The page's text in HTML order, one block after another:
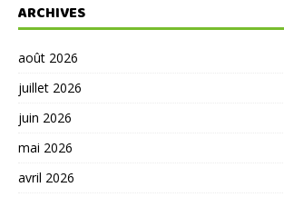
ARCHIVES
août 2026
juillet 2026
juin 2026
mai 2026
avril 2026